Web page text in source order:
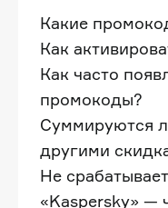
Какие
Как
Как часто
промокоды?
Суммируются
другими
Не
«Kaspersky» —